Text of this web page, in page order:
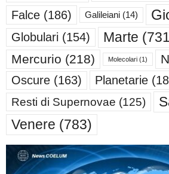
Falce (186) Galileiani (14)
Globulari (154) Marte
Mercurio (218) Molecolari (1)
Oscure (163) Planetarie
Resti di Supernovae (125)
Venere (783)